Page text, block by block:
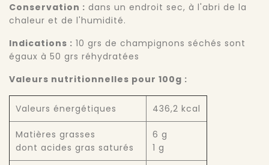
Conservation : dans un endroit sec, à l'abri de la
chaleur et de l'humidité.
Indications : 10 grs de champignons séchés sont
égaux à 50 grs réhydratées
Valeurs nutritionnelles pour 100g :
Valeurs énergétiques 436,2 kcal
Matières grasses
dont acides gras saturés
6 g
1 g